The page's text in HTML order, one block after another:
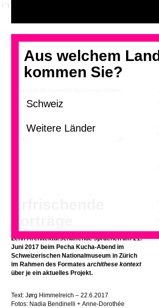
Aus welchem Land
kommen Sie?
Gus Wüstemann und Elias Baumgarten
Zehn Architekturschaffende sprachen am 21.
Juni 2017 beim Pecha Kucha-Abend im
Schweizerischen Nationalmuseum in Zürich
im Rahmen des Formatesarchithese kontext
über je ein aktuelles Projekt.
Text: Jørg Himmelreich – 22.6.2017
Fotos: Nadia Bendinelli + Anne-Dorothée